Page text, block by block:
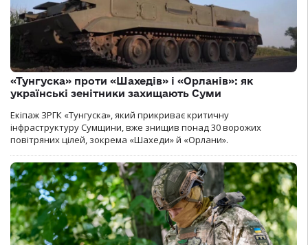
«Тунгуска» проти «Шахедів» і «Орланів»: як
українські зенітники захищають Суми
Екіпаж ЗРГК «Тунгуска», який прикриває критичну
інфраструктуру Сумщини, вже знищив понад 30 ворожих
повітряних цілей, зокрема «Шахеди» й «Орлани».